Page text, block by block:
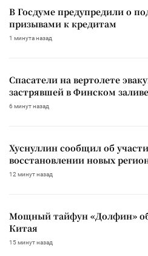
В Госдуме предупредили о
призывами к кредитам
1 минута назад
Спасатели на вертолете
застрявшей в Финском
6 минут назад
Хуснуллин сообщил об
восстановлении новых
12 минут назад
Мощный тайфун «Долфин»
Китая
15 минут назад